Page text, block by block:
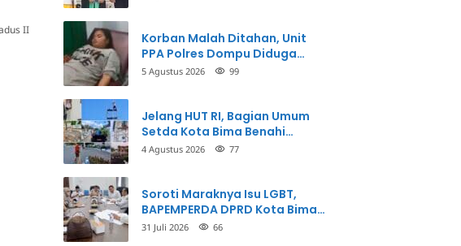
II
Korban Malah Ditahan, Unit
PPA Polres Dompu Diduga
Balikkan Fakta Kasus
5 Agustus 2026 99
Jelang HUT RI, Bagian Umum
Setda Kota Bima Benahi
Kantor Pemkot
4 Agustus 2026 77
Soroti Maraknya Isu LGBT,
BAPEMPERDA DPRD Kota Bima
Mulai Bahas Rancangan Perda
31 Juli 2026 66